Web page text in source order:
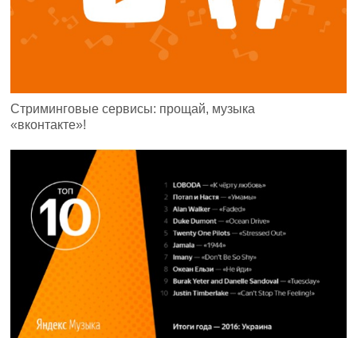
Стриминговые сервисы: прощай, музыка
«вконтакте»!